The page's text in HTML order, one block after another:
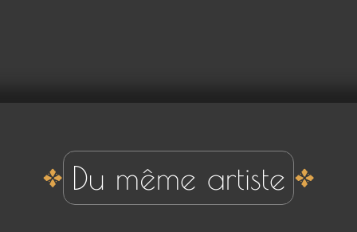
Du même artiste